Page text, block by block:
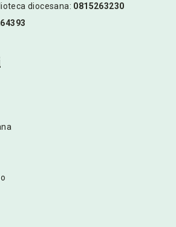
diocesana: 0815263230